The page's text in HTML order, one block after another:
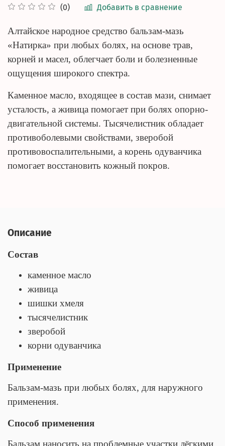
(0) Добавить в сравнение
Алтайское народное средство бальзам-мазь
«Натирка» при любых болях, на основе трав,
корней и масел, облегчает боли и болезненные
ощущения широкого спектра.
Каменное масло, входящее в состав мази, снимает
усталость, а живица помогает при болях опорно-
двигательной системы. Тысячелистник обладает
противоболевыми свойствами, зверобой
противовоспалительными, а корень одуванчика
помогает восстановить кожный покров.
Описание
Состав
каменное масло
живица
шишки хмеля
тысячелистник
зверобой
корни одуванчика
Применение
Бальзам-мазь при любых болях, для наружного
применения.
Способ применения
Бальзам наносить на проблемные участки лёгкими